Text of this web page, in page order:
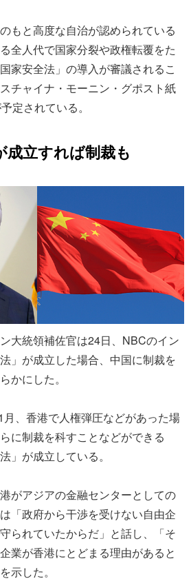
もと高度な自治が認められている
全人代で国家分裂や政権転覆をた
家安全法」の導入が審議されるこ
チャイナ・モーニン・グポスト紙
定されている。
成立すれば制裁も
大統領補佐官は24日、NBCのイン
」が成立した場合、中国に制裁を
かにした。
、香港で人権弾圧などがあった場
に制裁を科すことなどができる
」が成立している。
がアジアの金融センターとしての
「政府から干渉を受けない自由企
られていたからだ」と話し、「そ
業が香港にとどまる理由があると
示した。